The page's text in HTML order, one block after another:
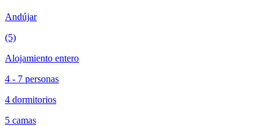
Andújar
(5)
Alojamiento entero
4 - 7 personas
4 dormitorios
5 camas